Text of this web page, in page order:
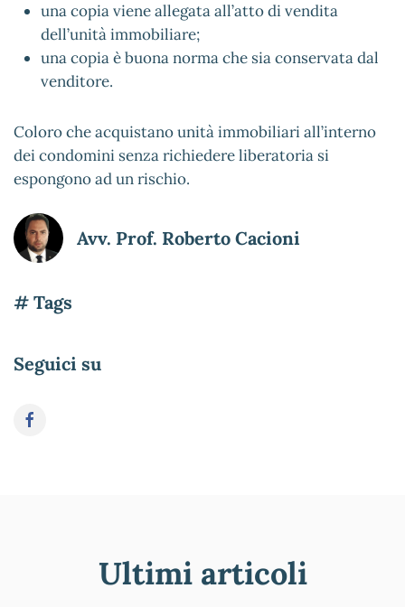
una copia viene allegata all’atto di vendita
dell’unità immobiliare;
una copia è buona norma che sia conservata dal
venditore.
Coloro che acquistano unità immobiliari all’interno
dei condomini senza richiedere liberatoria si
espongono ad un rischio.
Avv. Prof. Roberto Cacioni
# Tags
Seguici su
Ultimi articoli